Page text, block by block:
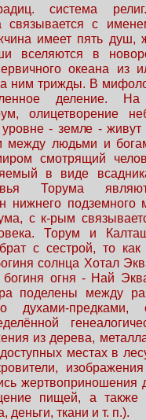
система
связывается с
имеет пять душ,
вселяются в
океана из
ним трижды. В
деление.
олицетворение
- земле - живут
между людьми и
смотрящий
в виде
Торума
нижнего
с к-рым
Торум и
с сестрой, то
солнца Хотал
огня - Най
поделены между
духами-
из дерева,
местах в
жертвоприношения
пищей, а также
ткани и т. п.).